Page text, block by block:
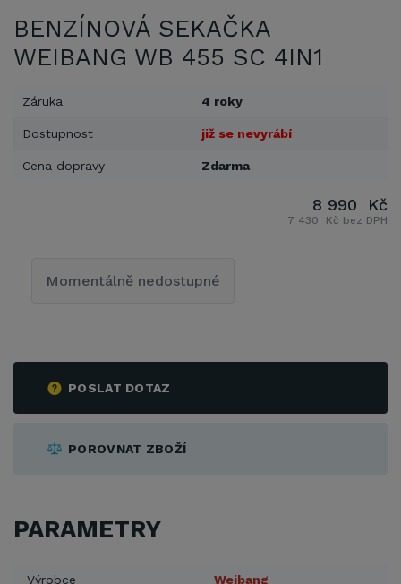
BENZÍNOVÁ SEKAČKA
WEIBANG WB 455 SC 4IN1
Záruka 4 roky
Dostupnost již se nevyrábí
Cena dopravy Zdarma
POSLAT DOTAZ
POROVNAT ZBOŽÍ
8 990 Kč
7 430 Kč bez DPH
Momentálně nedostupné
PARAMETRY
Výrobce Weibang